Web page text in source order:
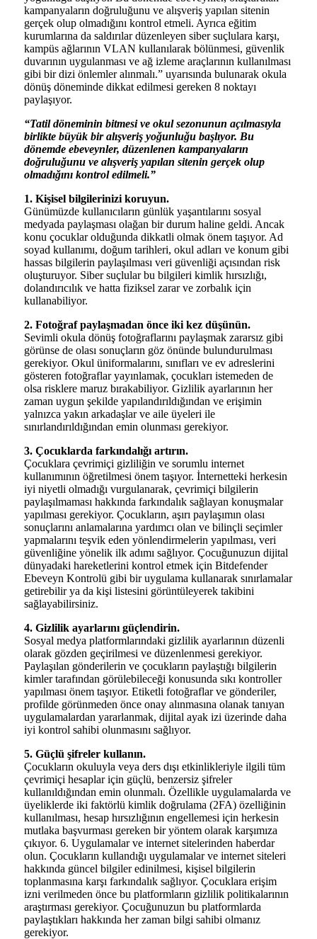
kampanyaların doğruluğunu ve alışveriş yapılan sitenin
gerçek olup olmadığını kontrol etmeli. Ayrıca eğitim
kurumlarına da saldırılar düzenleyen siber suçlulara karşı,
kampüs ağlarının VLAN kullanılarak bölünmesi, güvenlik
duvarının uygulanması ve ağ izleme araçlarının kullanılması
gibi bir dizi önlemler alınmalı.” uyarısında bulunarak okula
dönüş döneminde dikkat edilmesi gereken 8 noktayı
paylaşıyor.
“Tatil döneminin bitmesi ve okul sezonunun açılmasıyla
birlikte büyük bir alışveriş yoğunluğu başlıyor. Bu
dönemde ebeveynler, düzenlenen kampanyaların
doğruluğunu ve alışveriş yapılan sitenin gerçek olup
olmadığını kontrol edilmeli.”
1. Kişisel bilgilerinizi koruyun.
Günümüzde kullanıcıların günlük yaşantılarını sosyal
medyada paylaşması olağan bir durum haline geldi. Ancak
konu çocuklar olduğunda dikkatli olmak önem taşıyor. Ad
soyad kullanımı, doğum tarihleri, okul adları ve konum gibi
hassas bilgilerin paylaşılması veri güvenliği açısından risk
oluşturuyor. Siber suçlular bu bilgileri kimlik hırsızlığı,
dolandırıcılık ve hatta fiziksel zarar ve zorbalık için
kullanabiliyor.
2. Fotoğraf paylaşmadan önce iki kez düşünün.
Sevimli okula dönüş fotoğraflarını paylaşmak zararsız gibi
görünse de olası sonuçların göz önünde bulundurulması
gerekiyor. Okul üniformalarını, sınıfları ve ev adreslerini
gösteren fotoğraflar yayınlamak, çocukları istemeden de
olsa risklere maruz bırakabiliyor. Gizlilik ayarlarının her
zaman uygun şekilde yapılandırıldığından ve erişimin
yalnızca yakın arkadaşlar ve aile üyeleri ile
sınırlandırıldığından emin olunması gerekiyor.
3. Çocuklarda farkındalığı artırın.
Çocuklara çevrimiçi gizliliğin ve sorumlu internet
kullanımının öğretilmesi önem taşıyor. İnternetteki herkesin
iyi niyetli olmadığı vurgulanarak, çevrimiçi bilgilerin
paylaşılmaması hakkında farkındalık sağlayan konuşmalar
yapılması gerekiyor. Çocukların, aşırı paylaşımın olası
sonuçlarını anlamalarına yardımcı olan ve bilinçli seçimler
yapmalarını teşvik eden yönlendirmelerin yapılması, veri
güvenliğine yönelik ilk adımı sağlıyor. Çocuğunuzun dijital
dünyadaki hareketlerini kontrol etmek için Bitdefender
Ebeveyn Kontrolü gibi bir uygulama kullanarak sınırlamalar
getirebilir ya da kişi listesini görüntüleyerek takibini
sağlayabilirsiniz.
4. Gizlilik ayarlarını güçlendirin.
Sosyal medya platformlarındaki gizlilik ayarlarının düzenli
olarak gözden geçirilmesi ve düzenlenmesi gerekiyor.
Paylaşılan gönderilerin ve çocukların paylaştığı bilgilerin
kimler tarafından görülebileceği konusunda sıkı kontroller
yapılması önem taşıyor. Etiketli fotoğraflar ve gönderiler,
profilde görünmeden önce onay alınmasına olanak tanıyan
uygulamalardan yararlanmak, dijital ayak izi üzerinde daha
iyi kontrol sahibi olunmasını sağlıyor.
5. Güçlü şifreler kullanın.
Çocukların okuluyla veya ders dışı etkinlikleriyle ilgili tüm
çevrimiçi hesaplar için güçlü, benzersiz şifreler
kullanıldığından emin olunmalı. Özellikle uygulamalarda ve
üyeliklerde iki faktörlü kimlik doğrulama (2FA) özelliğinin
kullanılması, hesap hırsızlığının engellemesi için herkesin
mutlaka başvurması gereken bir yöntem olarak karşımıza
çıkıyor. 6. Uygulamalar ve internet sitelerinden haberdar
olun. Çocukların kullandığı uygulamalar ve internet siteleri
hakkında güncel bilgiler edinilmesi, kişisel bilgilerin
toplanmasına karşı farkındalık sağlıyor. Çocuklara erişim
izni verilmeden önce bu platformların gizlilik politikalarının
araştırması gerekiyor. Çocuğunuzun bu platformlarda
paylaştıkları hakkında her zaman bilgi sahibi olmanız
gerekiyor.